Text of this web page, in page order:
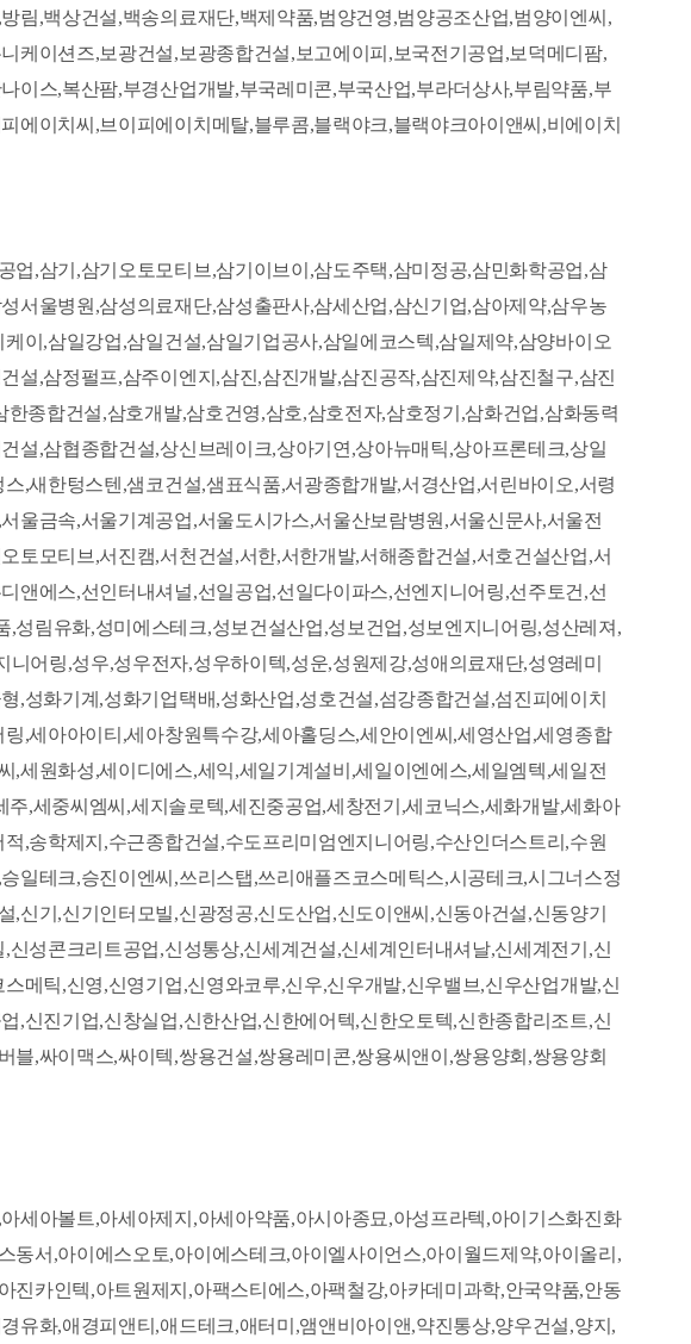
림,백상건설,백송의료재단,백제약품,범양건영,범양공조산업,범양이엔씨,
케이션즈,보광건설,보광종합건설,보고에이피,보국전기공업,보덕메디팜,
이스,복산팜,부경산업개발,부국레미콘,부국산업,부라더상사,부림약품,부
이치씨,브이피에이치메탈,블루콤,블랙야크,블랙야크아이앤씨,비에이치
,삼기,삼기오토모티브,삼기이브이,삼도주택,삼미정공,삼민화학공업,삼
서울병원,삼성의료재단,삼성출판사,삼세산업,삼신기업,삼아제약,삼우농
이,삼일강업,삼일건설,삼일기업공사,삼일에코스텍,삼일제약,삼양바이오
,삼정펄프,삼주이엔지,삼진,삼진개발,삼진공작,삼진제약,삼진철구,삼진
종합건설,삼호개발,삼호건영,삼호,삼호전자,삼호정기,삼화건업,삼화동력
설,삼협종합건설,상신브레이크,상아기연,상아뉴매틱,상아프론테크,상일
,새한텅스텐,샘코건설,샘표식품,서광종합개발,서경산업,서린바이오,서령
울금속,서울기계공업,서울도시가스,서울산보람병원,서울신문사,서울전
토모티브,서진캠,서천건설,서한,서한개발,서해종합건설,서호건설산업,서
앤에스,선인터내셔널,선일공업,선일다이파스,선엔지니어링,선주토건,선
림유화,성미에스테크,성보건설산업,성보건업,성보엔지니어링,성산레져,
어링,성우,성우전자,성우하이텍,성운,성원제강,성애의료재단,성영레미
성화기계,성화기업택배,성화산업,성호건설,섬강종합건설,섬진피에이치
,세아아이티,세아창원특수강,세아홀딩스,세안이엔씨,세영산업,세영종합
세원화성,세이디에스,세익,세일기계설비,세일이엔에스,세일엠텍,세일전
,세중씨엠씨,세지솔로텍,세진중공업,세창전기,세코닉스,세화개발,세화아
,송학제지,수근종합건설,수도프리미엄엔지니어링,수산인더스트리,수원
일테크,승진이엔씨,쓰리스탭,쓰리애플즈코스메틱스,시공테크,시그너스정
기,신기인터모빌,신광정공,신도산업,신도이앤씨,신동아건설,신동양기
성콘크리트공업,신성통상,신세계건설,신세계인터내셔날,신세계전기,신
메틱,신영,신영기업,신영와코루,신우,신우개발,신우밸브,신우산업개발,신
신진기업,신창실업,신한산업,신한에어텍,신한오토텍,신한종합리조트,신
,싸이맥스,싸이텍,쌍용건설,쌍용레미콘,쌍용씨앤이,쌍용양회,쌍용양회
세아볼트,아세아제지,아세아약품,아시아종묘,아성프라텍,아이기스화진화
서,아이에스오토,아이에스테크,아이엘사이언스,아이월드제약,아이올리,
카인텍,아트원제지,아팩스티에스,아팩철강,아카데미과학,안국약품,안동
유화,애경피앤티,애드테크,애터미,앰앤비아이앤,약진통상,양우건설,양지,